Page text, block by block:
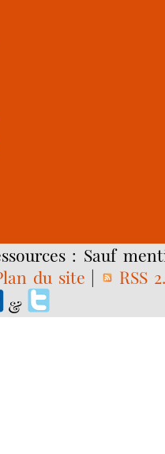
: Sauf
du site |
RSS
&